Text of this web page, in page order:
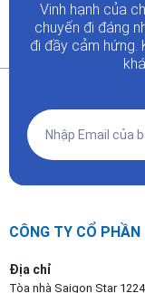
Gọi chốt lịch
Vinh hạnh của
chuyến đi đáng
đi đầy cảm hứng.
CÔNG TY CỔ
Địa chỉ
Tòa nhà Saigon Star